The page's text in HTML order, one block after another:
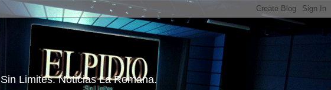
Limites. Noticias La Romana.